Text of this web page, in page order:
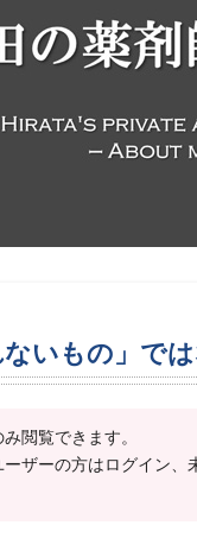
いもの」で
閲覧できます。
ザーの方はログイン、